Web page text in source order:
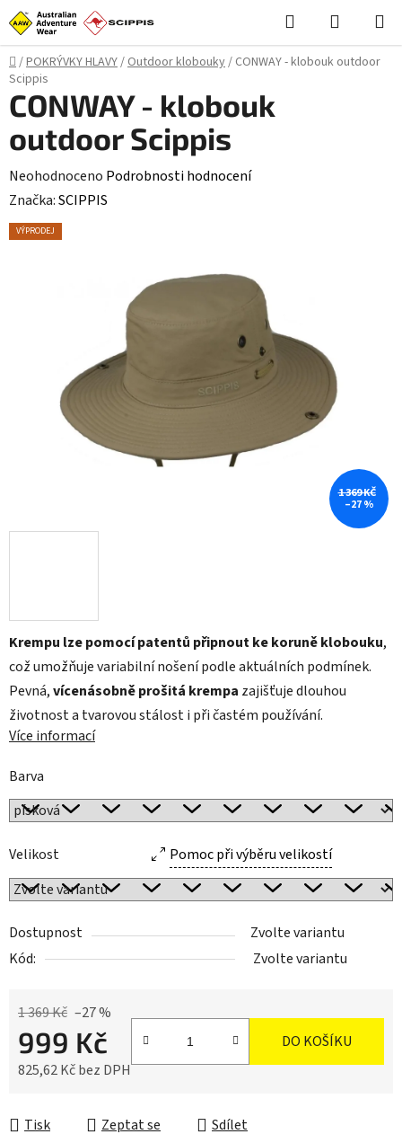
Přejít
na
obsah
Hledat
KOŠÍK
Domů
/POKRÝVKY HLAVY/Outdoor klobouky/ CONWAY - klobouk outdoor
Scippis
Krempu lze pomocí patentů připnout ke koruně klobouku,
což umožňuje variabilní nošení podle aktuálních podmínek.
Pevná,vícenásobně prošitá krempa zajišťuje dlouhou
životnost a tvarovou stálost i při častém používání.
Více informací
Barva
Velikost Pomoc při výběru velikostí
Dostupnost
Zvolte variantu
Kód:
Zvolte variantu
1 369 Kč –27 %
999 Kč
825,62 Kč bez DPH
DO KOŠÍKU
Tisk Zeptat se Sdílet
CONWAY - klobouk
outdoor Scippis
Průměrné
hodnocení
produktu
Neohodnoceno Podrobnosti hodnocení
Značka:SCIPPIS
VÝPRODEJ
1 369 KČ
–27 %